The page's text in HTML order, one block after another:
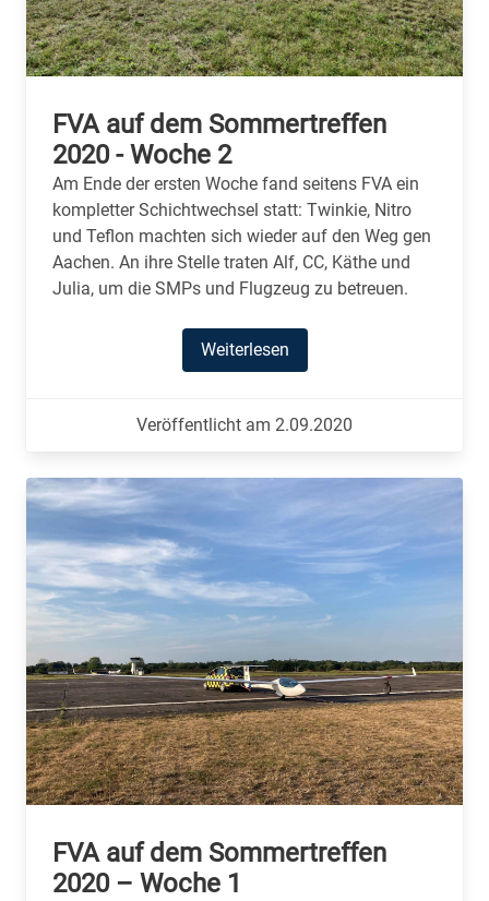
FVA auf dem Sommertreffen
2020 - Woche 2
Am Ende der ersten Woche fand seitens FVA ein
kompletter Schichtwechsel statt: Twinkie, Nitro
und Teflon machten sich wieder auf den Weg gen
Aachen. An ihre Stelle traten Alf, CC, Käthe und
Julia, um die SMPs und Flugzeug zu betreuen.
Weiterlesen
Veröffentlicht am 2.09.2020
FVA auf dem Sommertreffen
2020 – Woche 1